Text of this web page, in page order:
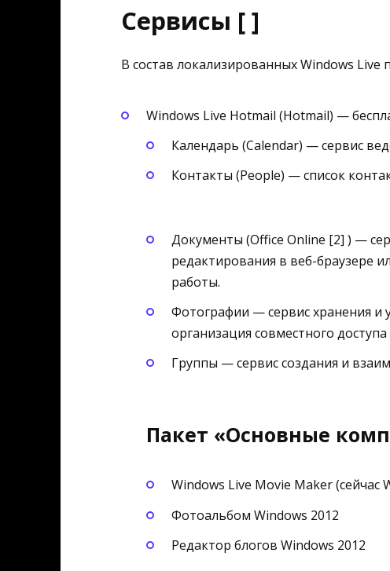
Сервисы [ ]
В состав локализированных Windows Live
Windows Live Hotmail (Hotmail) —
Календарь (Calendar) — сервис
Контакты (People) — список
Документы (Office Online [2] ) —
редактирования в веб-браузере
работы.
Фотографии — сервис хранения и
организация совместного
Группы — сервис создания и
Пакет «Основные
Windows Live Movie Maker (сейчас
Фотоальбом Windows 2012
Редактор блогов Windows 2012